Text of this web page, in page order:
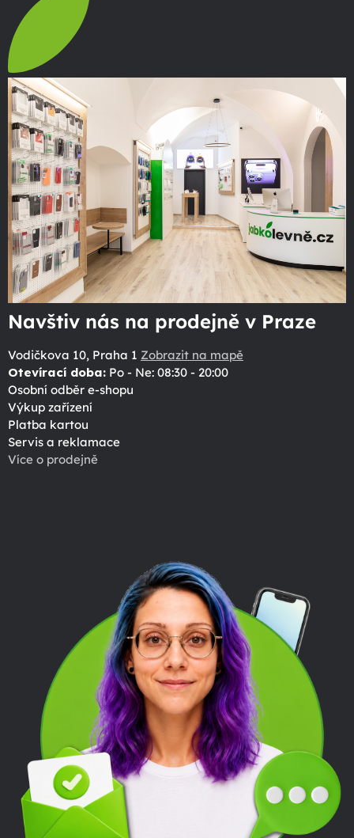
Navštiv nás na prodejně v Praze
Vodičkova 10, Praha 1 Zobrazit na mapě
Otevírací doba: Po - Ne: 08:30 - 20:00
Osobní odběr e-shopu
Výkup zařízení
Platba kartou
Servis a reklamace
Více o prodejně